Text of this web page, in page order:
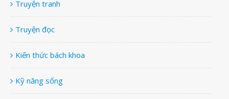
Truyện tranh
Truyện đọc
Kiến thức bách khoa
Kỹ năng sống